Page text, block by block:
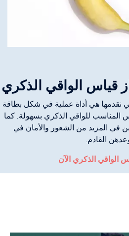
قياس الواقي الذكري
نقدمها هي أداة عملية في شكل بطاقة
المناسب للواقي الذكري بسهولة. كما
في المزيد من الشعور والأمان في
القادم.
الواقي الذكري الآن